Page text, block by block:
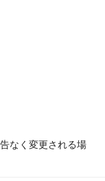
なく変更される場